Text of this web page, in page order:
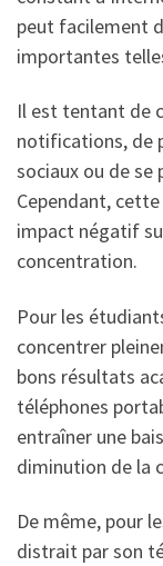
peut facilement
importantes
Il est tentant de
notifications, de
sociaux ou de se
Cependant,
impact négatif
concentration.
Pour les
concentrer
bons résultats
téléphones
entraîner une
diminution de la
De même, pour
distrait par son